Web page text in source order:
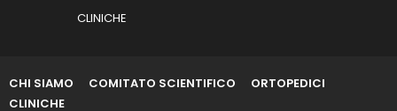
CLINICHE
CHI SIAMO COMITATO SCIENTIFICO
ORTOPEDICI
CLINICHE